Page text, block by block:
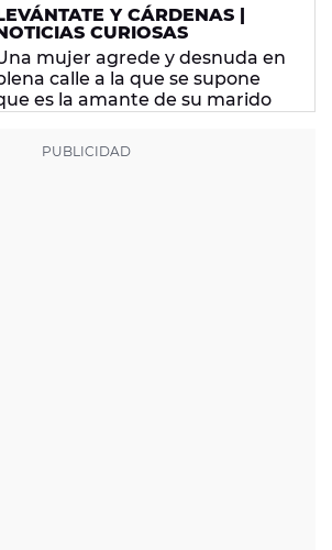
Y CÁRDENAS |
CURIOSAS
mujer agrede y desnuda en
calle a la que se supone
es la amante de su marido